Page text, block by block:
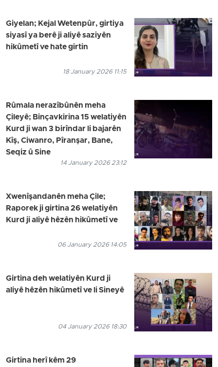
Giyelan; Kejal Wetenpûr, girtiya
siyasî ya berê ji aliyê saziyên
hikûmetî ve hate girtin
18 January 2026 11:15
Rûmala nerazîbûnên meha
Çileyê; Binçavkirina 15 welatiyên
Kurd ji wan 3 birîndar li bajarên
Kîş, Ciwanro, Pîranşar, Bane,
Seqiz û Sine
14 January 2026 23:12
Xwenîşandanên meha Çile;
Raporek ji girtina 26 welatiyên
Kurd ji aliyê hêzên hikûmetî ve
06 January 2026 14:05
Girtina deh welatiyên Kurd ji
aliyê hêzên hikûmetî ve li Sineyê
04 January 2026 18:30
Girtina herî kêm 29